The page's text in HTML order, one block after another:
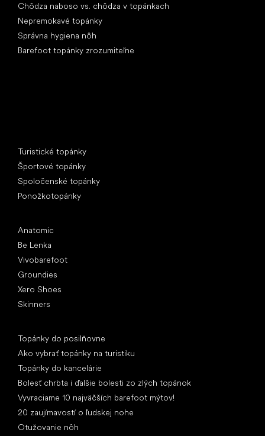
Chôdza naboso vs. chôdza v topánkach
Nepremokavé topánky
Správna hygiena nôh
Barefoot topánky zrozumiteľne
Turistické topánky
Športové topánky
Spoločenské topánky
Ponožkotopánky
Anatomic
Be Lenka
Vivobarefoot
Groundies
Xero Shoes
Skinners
Topánky do posilňovne
Ako vybrať topánky na turistiku
Topánky do kancelárie
Bolesť chrbta i ďalšie bolesti zo zlých topánok
Vyvraciame 10 najväčších barefoot mýtov!
20 zaujímavostí o ľudskej nohe
Otužovanie nôh